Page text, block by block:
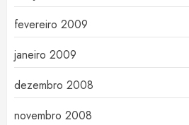
fevereiro 2009
janeiro 2009
dezembro 2008
novembro 2008